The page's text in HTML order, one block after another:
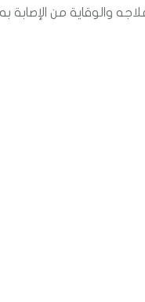
والوقاية من الإصابة